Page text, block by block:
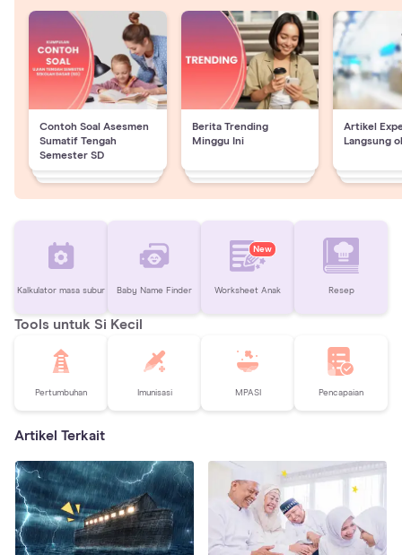
Contoh Soal Asesmen
Sumatif Tengah
Semester SD
Berita Trending
Minggu Ini
Artikel
Langsung
Kalkulator masa subur Baby Name Finder
New
Worksheet Anak Resep
Tools untuk Si Kecil
Pertumbuhan Imunisasi MPASI Pencapaian
Artikel Terkait